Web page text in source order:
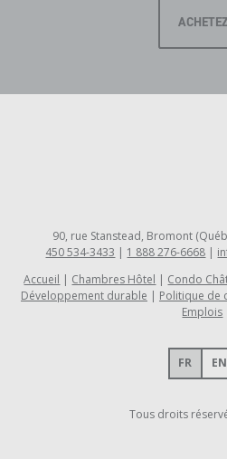
ACHETEZ
90, rue Stanstead, Bromont
450 534-3433 | 1 888 276-6668 |
Accueil
Chambres Hôtel Condo
Développement durable
Politique de
Emplois
FR EN
Tous droits